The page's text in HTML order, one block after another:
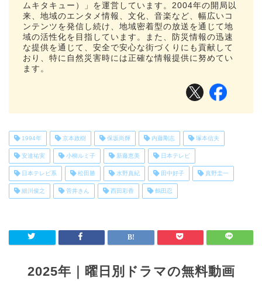
ムキタキュー）」を運営しています。2004年の開局以
来、地域のエンタメ情報、文化、音楽など、幅広いコ
ンテンツを発信し続け、地域密着型の放送を通じて地
域の活性化を目指しています。また、防災情報の迅速
な提供を通じて、安全で安心な街づくりにも貢献して
おり、特に自然災害時には正確な情報提供に努めてい
ます。
1994年 京本政樹 保坂尚輝 内藤剛志 塚本信夫
安達祐実 小柳ルミ子 新藤恵美 日本テレビ
日本テレビ系 松田勝 水野真紀 田中好子 真野圭一
細川俊之 菅井きん 西田彩香 鶴田忍
2025年｜曜日別ドラマの無料動画